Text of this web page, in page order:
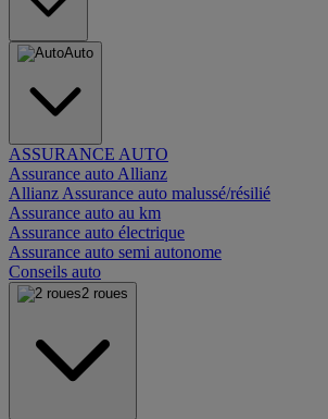
Auto
ASSURANCE AUTO
Assurance auto Allianz
Allianz Assurance auto malussé/résilié
Assurance auto au km
Assurance auto électrique
Assurance auto semi autonome
Conseils auto
2 roues